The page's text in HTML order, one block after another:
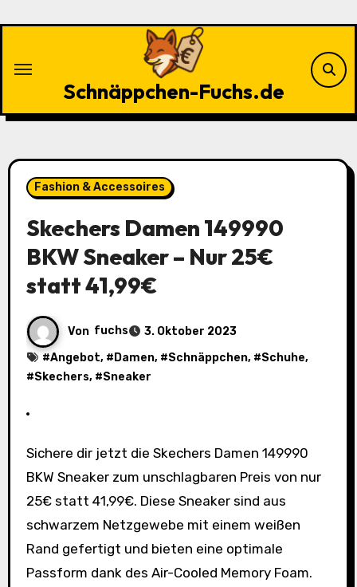
Schnäppchen-Fuchs.de
Fashion & Accessoires
Skechers Damen 149990
BKW Sneaker – Nur 25€
statt 41,99€
Von fuchs
3. Oktober 2023
#Angebot, # Damen, #Schnäppchen, #Schuhe,
#Skechers, #Sneaker
Sichere dir jetzt die Skechers Damen 149990
BKW Sneaker zum unschlagbaren Preis von nur
25€ statt 41,99€. Diese Sneaker sind aus
schwarzem Netzgewebe mit einem weißen
Rand gefertigt und bieten eine optimale
Passform dank des Air-Cooled Memory Foam.